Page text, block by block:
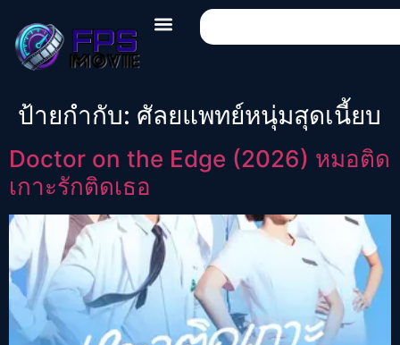
ป้ายกำกับ: ศัลยแพทย์หนุ่มสุดเนี้ยบ
Doctor on the Edge (2026) หมอติด
เกาะรักติดเธอ